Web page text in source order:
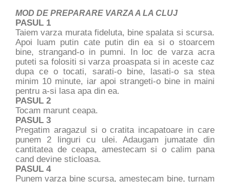
MOD DE PREPARARE VARZA A LA CLUJ
PASUL 1
Taiem varza murata fideluta, bine spalata si scursa.
Apoi luam putin cate putin din ea si o stoarcem
bine, strangand-o in pumni. In loc de varza acra
puteti sa folositi si varza proaspata si in aceste caz
dupa ce o tocati, sarati-o bine, lasati-o sa stea
minim 10 minute, iar apoi strangeti-o bine in maini
pentru a-si lasa apa din ea.
PASUL 2
Tocam marunt ceapa.
PASUL 3
Pregatim aragazul si o cratita incapatoare in care
punem 2 linguri cu ulei. Adaugam jumatate din
cantitatea de ceapa, amestecam si o calim pana
cand devine sticloasa.
PASUL 4
Punem varza bine scursa, amestecam bine, turnam